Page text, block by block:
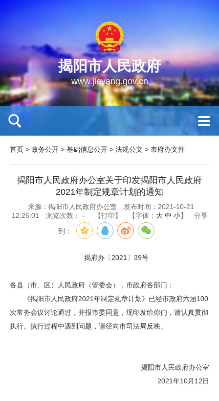
揭阳市人民政府
www.jieyang.gov.cn
首页 > 政务公开 > 基础信息公开 > 法规公文 > 市府办文件
揭阳市人民政府办公室关于印发揭阳市人民政府
2021年制定规章计划的通知
来源：揭阳市人民政府办公室
发布时间：2021-10-21
12:26:01
浏览次数： - 【打印】 【字体： 大 中 小】 分享
到：
揭府办〔2021〕39号
各县（市、区）人民政府（管委会），市政府各部门：
《揭阳市人民政府2021年制定规章计划》已经市政府六届100
次常务会议讨论通过，并报市委同意，现印发给你们，请认真贯彻
执行。执行过程中遇到问题，请径向市司法局反映。
揭阳市人民政府办公室
2021年10月12日